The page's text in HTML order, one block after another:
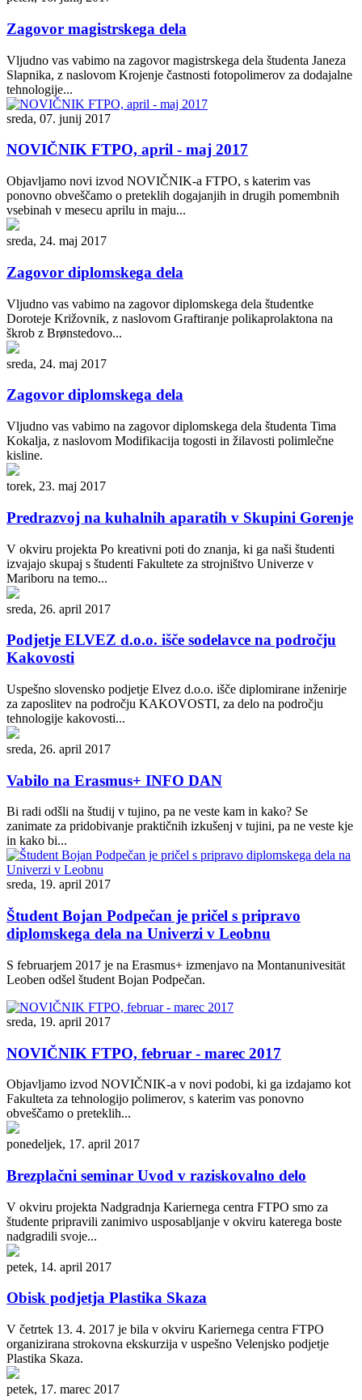
Zagovor magistrskega dela
Vljudno vas vabimo na zagovor magistrskega dela študenta Janeza
Slapnika, z naslovom Krojenje častnosti fotopolimerov za dodajalne
tehnologije...
sreda, 07. junij 2017
NOVIČNIK FTPO, april - maj 2017
Objavljamo novi izvod NOVIČNIK-a FTPO, s katerim vas
ponovno obveščamo o preteklih dogajanjih in drugih pomembnih
vsebinah v mesecu aprilu in maju...
sreda, 24. maj 2017
Zagovor diplomskega dela
Vljudno vas vabimo na zagovor diplomskega dela študentke
Doroteje Križovnik, z naslovom Graftiranje polikaprolaktona na
škrob z Brønstedovo...
sreda, 24. maj 2017
Zagovor diplomskega dela
Vljudno vas vabimo na zagovor diplomskega dela študenta Tima
Kokalja, z naslovom Modifikacija togosti in žilavosti polimlečne
kisline.
torek, 23. maj 2017
Predrazvoj na kuhalnih aparatih v Skupini Gorenje
V okviru projekta Po kreativni poti do znanja, ki ga naši študenti
izvajajo skupaj s študenti Fakultete za strojništvo Univerze v
Mariboru na temo...
sreda, 26. april 2017
Podjetje ELVEZ d.o.o. išče sodelavce na področju
Kakovosti
Uspešno slovensko podjetje Elvez d.o.o. išče diplomirane inženirje
za zaposlitev na področju KAKOVOSTI, za delo na področju
tehnologije kakovosti...
sreda, 26. april 2017
Vabilo na Erasmus+ INFO DAN
Bi radi odšli na študij v tujino, pa ne veste kam in kako? Se
zanimate za pridobivanje praktičnih izkušenj v tujini, pa ne veste kje
in kako bi...
sreda, 19. april 2017
Študent Bojan Podpečan je pričel s pripravo
diplomskega dela na Univerzi v Leobnu
S februarjem 2017 je na Erasmus+ izmenjavo na Montanunivesität
Leoben odšel študent Bojan Podpečan.
sreda, 19. april 2017
NOVIČNIK FTPO, februar - marec 2017
Objavljamo izvod NOVIČNIK-a v novi podobi, ki ga izdajamo kot
Fakulteta za tehnologijo polimerov, s katerim vas ponovno
obveščamo o preteklih...
ponedeljek, 17. april 2017
Brezplačni seminar Uvod v raziskovalno delo
V okviru projekta Nadgradnja Kariernega centra FTPO smo za
študente pripravili zanimivo usposabljanje v okviru katerega boste
nadgradili svoje...
petek, 14. april 2017
Obisk podjetja Plastika Skaza
V četrtek 13. 4. 2017 je bila v okviru Kariernega centra FTPO
organizirana strokovna ekskurzija v uspešno Velenjsko podjetje
Plastika Skaza.
petek, 17. marec 2017